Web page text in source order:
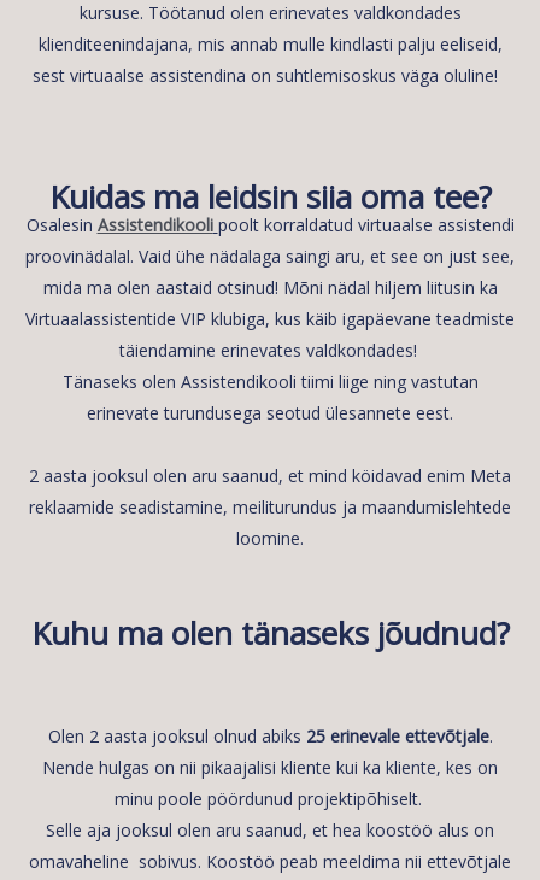
kursuse. Töötanud olen erinevates valdkondades
klienditeenindajana, mis annab mulle kindlasti palju eeliseid,
sest virtuaalse assistendina on suhtlemisoskus väga oluline!
Kuidas ma leidsin siia oma tee?
Osalesin Assistendikooli poolt korraldatud virtuaalse assistendi
proovinädalal. Vaid ühe nädalaga saingi aru, et see on just see,
mida ma olen aastaid otsinud! Mõni nädal hiljem liitusin ka
Virtuaalassistentide VIP klubiga, kus käib igapäevane teadmiste
täiendamine erinevates valdkondades!
Tänaseks olen Assistendikooli tiimi liige ning vastutan
erinevate turundusega seotud ülesannete eest.
2 aasta jooksul olen aru saanud, et mind köidavad enim Meta
reklaamide seadistamine, meiliturundus ja maandumislehtede
loomine.
Kuhu ma olen tänaseks jõudnud?
Olen 2 aasta jooksul olnud abiks 25 erinevale ettevõtjale.
Nende hulgas on nii pikaajalisi kliente kui ka kliente, kes on
minu poole pöördunud projektipõhiselt.
Selle aja jooksul olen aru saanud, et hea koostöö alus on
omavaheline sobivus. Koostöö peab meeldima nii ettevõtjale